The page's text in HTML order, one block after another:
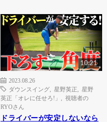
10:21
2023.08.26
ダウンスイング
星野英正
星野
英正「オレに任せろ!」
視聴者の
RYOさん
ドライバーが安定しないなら